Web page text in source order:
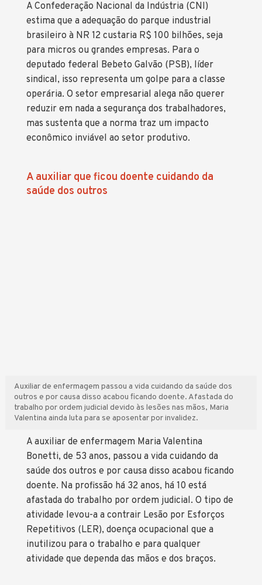
A Confederação Nacional da Indústria (CNI)
estima que a adequação do parque industrial
brasileiro à NR 12 custaria R$ 100 bilhões, seja
para micros ou grandes empresas. Para o
deputado federal Bebeto Galvão (PSB), líder
sindical, isso representa um golpe para a classe
operária. O setor empresarial alega não querer
reduzir em nada a segurança dos trabalhadores,
mas sustenta que a norma traz um impacto
econômico inviável ao setor produtivo.
A auxiliar que ficou doente cuidando da
saúde dos outros
Auxiliar de enfermagem passou a vida cuidando da saúde dos
outros e por causa disso acabou ficando doente. Afastada do
trabalho por ordem judicial devido às lesões nas mãos, Maria
Valentina ainda luta para se aposentar por invalidez.
A auxiliar de enfermagem Maria Valentina
Bonetti, de 53 anos, passou a vida cuidando da
saúde dos outros e por causa disso acabou ficando
doente. Na profissão há 32 anos, há 10 está
afastada do trabalho por ordem judicial. O tipo de
atividade levou-a a contrair Lesão por Esforços
Repetitivos (LER), doença ocupacional que a
inutilizou para o trabalho e para qualquer
atividade que dependa das mãos e dos braços.